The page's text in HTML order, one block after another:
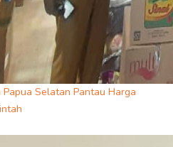
Selatan Pantau Harga